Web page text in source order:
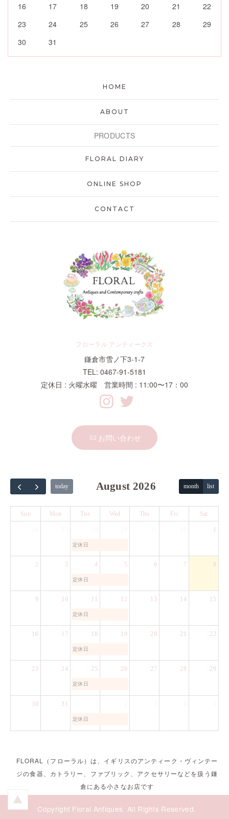
16
17 18 19 20 21
22
23
24 25 26 27 28
29
30
31
HOME
ABOUT
PRODUCTS
FLORAL DIARY
ONLINE SHOP
CONTACT
フローラル アンティークス
鎌倉市雪ノ下3-1-7
TEL: 0467-91-5181
定休日 : 火曜水曜 営業時間 : 11:00〜17：00
お問い合わせ
today August 2026 month list
Sun Mon Tue Wed Thu Fri Sat
定休日
1
2 3 4
定休日
5 6 7 8
9 10 11
定休日
12 13 14 15
16 17 18
定休日
19 20 21 22
23 24 25
定休日
26 27 28 29
30 31
定休日
FLORAL（フローラル）は、イギリスのアンティーク・ヴィンテー
ジの食器、カトラリー、ファブリック、アクセサリーなどを扱う鎌
倉にある小さなお店です
Copyright Floral Antiques. All Rights Reserved.